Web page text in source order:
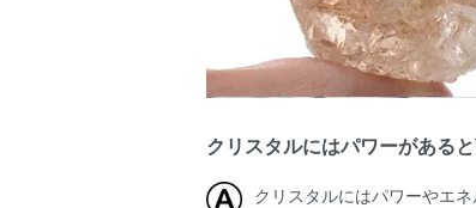
クリスタルにはパワーがある
クリスタルにはパワーやエ